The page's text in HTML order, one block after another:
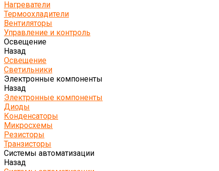
Нагреватели
Термоохладители
Вентиляторы
Управление и контроль
Освещение
Назад
Освещение
Светильники
Электронные компоненты
Назад
Электронные компоненты
Диоды
Конденсаторы
Микросхемы
Резисторы
Транзисторы
Системы автоматизации
Назад